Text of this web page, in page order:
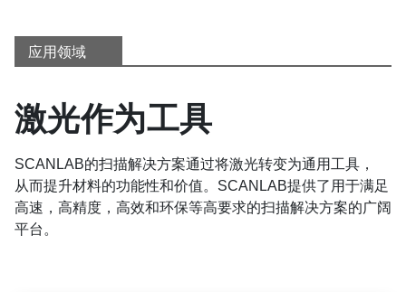
应用领域
激光作为工具
SCANLAB的扫描解决方案通过将激光转变为通用工具，
从而提升材料的功能性和价值。SCANLAB提供了用于满足
高速，高精度，高效和环保等高要求的扫描解决方案的广阔
平台。